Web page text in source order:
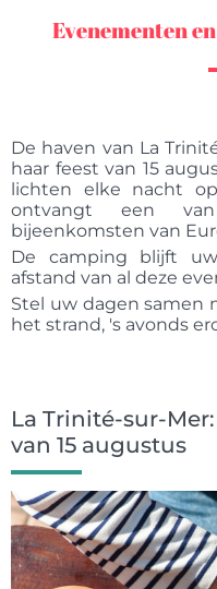
Evenementen
De haven van La
haar feest van 15
lichten elke nacht
ontvangt een
bijeenkomsten van
De camping blijft
afstand van al deze
Stel uw dagen samen
het strand, 's avonds
La Trinité-sur-
van 15 augustus